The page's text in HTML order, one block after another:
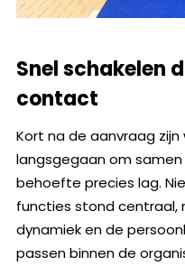
Snel schakelen
contact
Kort na de aanvraag zijn
langsgegaan om
behoefte precies lag.
functies stond centraal,
dynamiek en de
passen binnen de